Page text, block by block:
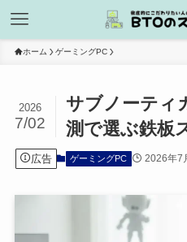
ホーム ゲーミングPC
サブノーティ
測で選ぶ鉄板
2026
7/02
広告 ゲーミングPC 2026年7